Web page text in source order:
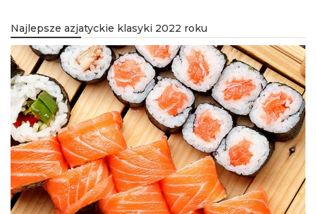
Najlepsze azjatyckie klasyki 2022 roku